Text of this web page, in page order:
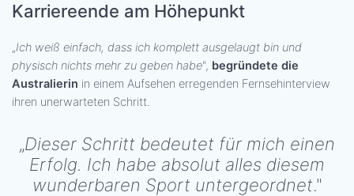
Karriereende am Höhepunkt
„Ich weiß einfach, dass ich komplett ausgelaugt bin und
physisch nichts mehr zu geben habe", begründete die
Australierin in einem Aufsehen erregenden Fernsehinterview
ihren unerwarteten Schritt.
„Dieser Schritt bedeutet für mich einen
Erfolg. Ich habe absolut alles diesem
wunderbaren Sport untergeordnet."